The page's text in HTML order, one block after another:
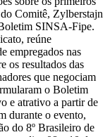
Comitê, Zylberstajn
SINSA-Fipe.
reúne
empregados nas
os resultados das
que negociam
o Boletim
e atrativo a partir de
durante o evento,
do 8º Brasileiro de